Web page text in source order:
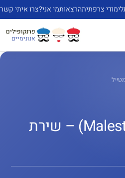
לימודי צרפתיתהרצאותמי אני?צרו איתי קשר
פרנקופילים
אנונימיים
מלטרואה (Malestroit) – שירת